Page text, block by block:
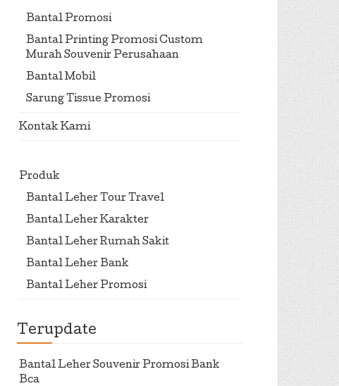
Bantal Promosi
Bantal Printing Promosi Custom
Murah Souvenir Perusahaan
Bantal Mobil
Sarung Tissue Promosi
Kontak Kami
Produk
Bantal Leher Tour Travel
Bantal Leher Karakter
Bantal Leher Rumah Sakit
Bantal Leher Bank
Bantal Leher Promosi
Terupdate
Bantal Leher Souvenir Promosi Bank
Bca